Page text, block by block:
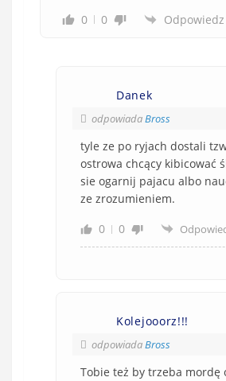
0 0 Odpowiedz
Danek
odpowiadaBross
tyle ze po ryjach dostali
ostrowa chcący kibicować
sie ogarnij pajacu albo
ze zrozumieniem.
0
0
Kolejooorz!!!
odpowiadaBross
Tobie też by trzeba mordę